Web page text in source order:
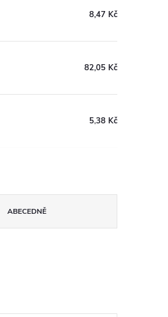
8,47 Kč
82,05 Kč
5,38 Kč
ABECEDNĚ